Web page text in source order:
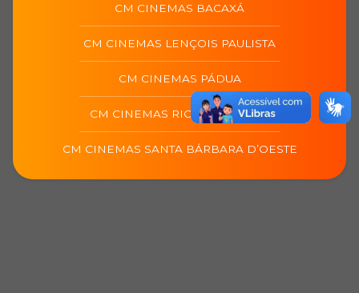
CM CINEMAS BACAXÁ
CM CINEMAS LENÇOIS PAULISTA
CM CINEMAS PÁDUA
CM CINEMAS RIO DAS OSTRAS
CM CINEMAS SANTA BÁRBARA D’OESTE